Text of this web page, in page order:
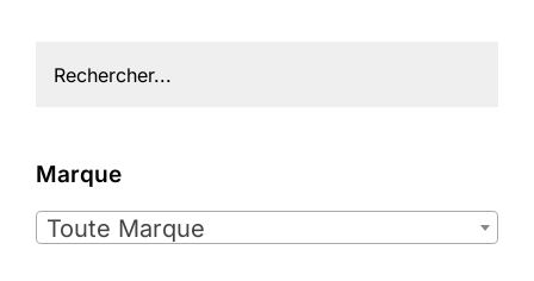
Marque
Toute Marque